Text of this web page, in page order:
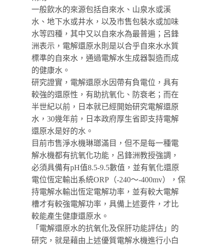
一般飲水的來源包括自來水、山泉水或溪
水、地下水或井水，以及市售包裝水或加味
水等四種，其中又以自來水為最普遍；呂鋒
洲表示，電解還原水則是以合乎自來水水質
標準的自來水，通過電解水生成器製造而成
的健康水。
研究證實，電解還原水因帶有負電位，具有
較強的還原性，有助抗氧化、防衰老；而在
半世紀以前，日本就已經開始研究電解還原
水，30幾年前，日本政府厚生省即支持電解
還原水是好的水。
目前市售淨水機琳瑯滿目，但不是每一種電
解水機都有抗氧化功能，呂鋒洲教授強調，
必須具備有pH值8.5-9.5數值，並有氧化還原
電位恆定輸出系統ORP（-240～-400mv），保
持電解水輸出恆定電解功率，並有較大電解
槽才有較強電解功率，具備上述要件，才比
較能產生健康還原水。
「電解還原水的抗氧化及保肝功能評估」的
研究，就是藉由上述優質電解水機進行小白